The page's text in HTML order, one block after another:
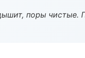
поры чистые.